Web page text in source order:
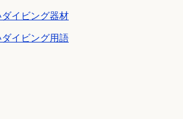
イビング器材
イビング用語